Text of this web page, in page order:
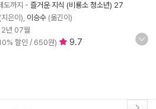
도까지 - 즐거운 지식 (비룡소 청소년) 27
(지은이), 이승수 (옮긴이)
년 07월
할인 / 650원)
9.7